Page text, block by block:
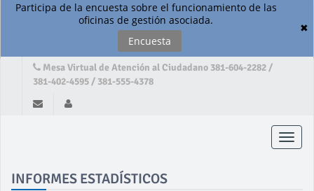
Participa de la encuesta sobre el funcionamiento de las
oficinas de gestión asociada.
Encuesta
✖
Mesa Virtual de Atención al Ciudadano 381-604-2282 /
381-402-4595 / 381-555-4378
Toggle
INFORMES ESTADÍSTICOS